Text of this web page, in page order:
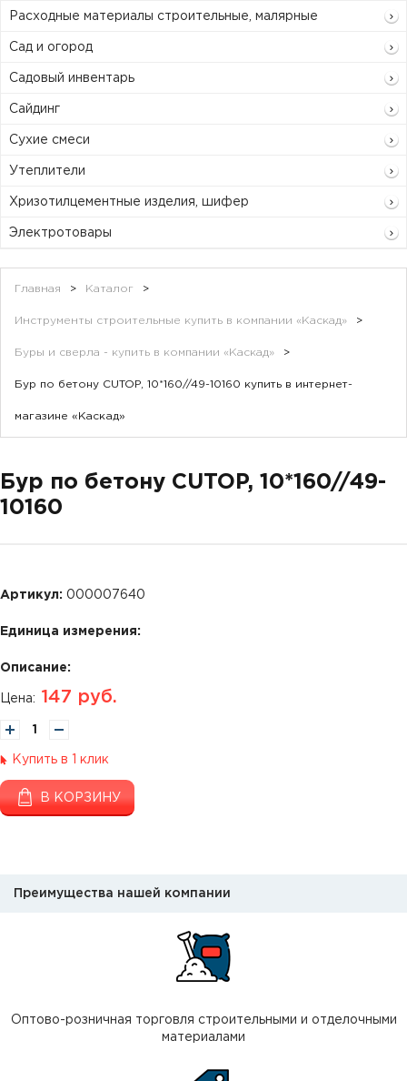
Расходные материалы строительные, малярные
Сад и огород
Садовый инвентарь
Сайдинг
Сухие смеси
Утеплители
Хризотилцементные изделия, шифер
Электротовары
Главная > Каталог >
Инструменты строительные купить в компании «Каскад» >
Буры и сверла - купить в компании «Каскад» >
Бур по бетону CUTOP, 10*160//49-10160 купить в интернет-
магазине «Каскад»
Бур по бетону CUTOP, 10*160//49-
10160
Артикул: 000007640
Единица измерения:
Описание:
Цена: 147 руб.
Купить в 1 клик
В КОРЗИНУ
Преимущества нашей компании
Оптово-розничная торговля строительными и отделочными
материалами